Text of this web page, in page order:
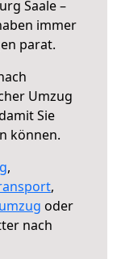
Saale –
immer
parat.
Umzug
Sie
können.
,
,
oder
nach